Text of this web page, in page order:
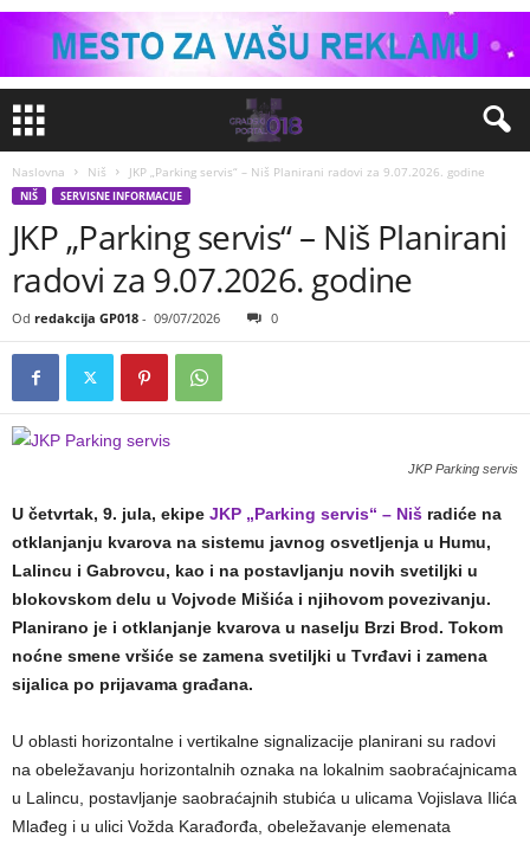
Naslovna Niš JKP „Parking servis“ – Niš Planirani radovi za 9.07.2026. godine
NIŠ SERVISNE INFORMACIJE
JKP „Parking servis“ – Niš Planirani
radovi za 9.07.2026. godine
Od redakcija GP018 - 09/07/2026 0
JKP Parking servis
U četvrtak, 9. jula, ekipe JKP „Parking servis“ – Niš radiće na
otklanjanju kvarova na sistemu javnog osvetljenja u Humu,
Lalincu i Gabrovcu, kao i na postavljanju novih svetiljki u
blokovskom delu u Vojvode Mišića i njihovom povezivanju.
Planirano je i otklanjanje kvarova u naselju Brzi Brod. Tokom
noćne smene vršiće se zamena svetiljki u Tvrđavi i zamena
sijalica po prijavama građana.
U oblasti horizontalne i vertikalne signalizacije planirani su radovi
na obeležavanju horizontalnih oznaka na lokalnim saobraćajnicama
u Lalincu, postavljanje saobraćajnih stubića u ulicama Vojislava Ilića
Mlađeg i u ulici Vožda Karađorđa, obeležavanje elemenata